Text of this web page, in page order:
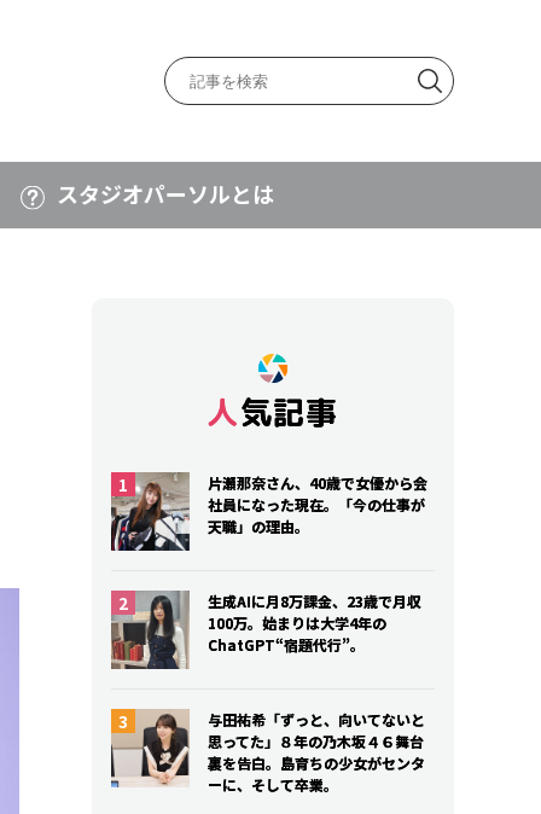
スタジオパーソルとは
人気記事
片瀬那奈さん、40歳で女優から会
社員になった現在。「今の仕事が
天職」の理由。
生成AIに月8万課金、23歳で月収
100万。始まりは大学4年の
ChatGPT“宿題代行”。
与田祐希「ずっと、向いてないと
思ってた」８年の乃木坂４６舞台
裏を告白。島育ちの少女がセンタ
ーに、そして卒業。
人気記事
片瀬那奈さん、40歳で女優から会
社員になった現在。「今の仕事が
天職」の理由。
生成AIに月8万課金、23歳で月収
100万。始まりは大学4年の
ChatGPT“宿題代行”。
与田祐希「ずっと、向いてないと
思ってた」８年の乃木坂４６舞台
裏を告白。島育ちの少女がセンタ
ーに、そして卒業。